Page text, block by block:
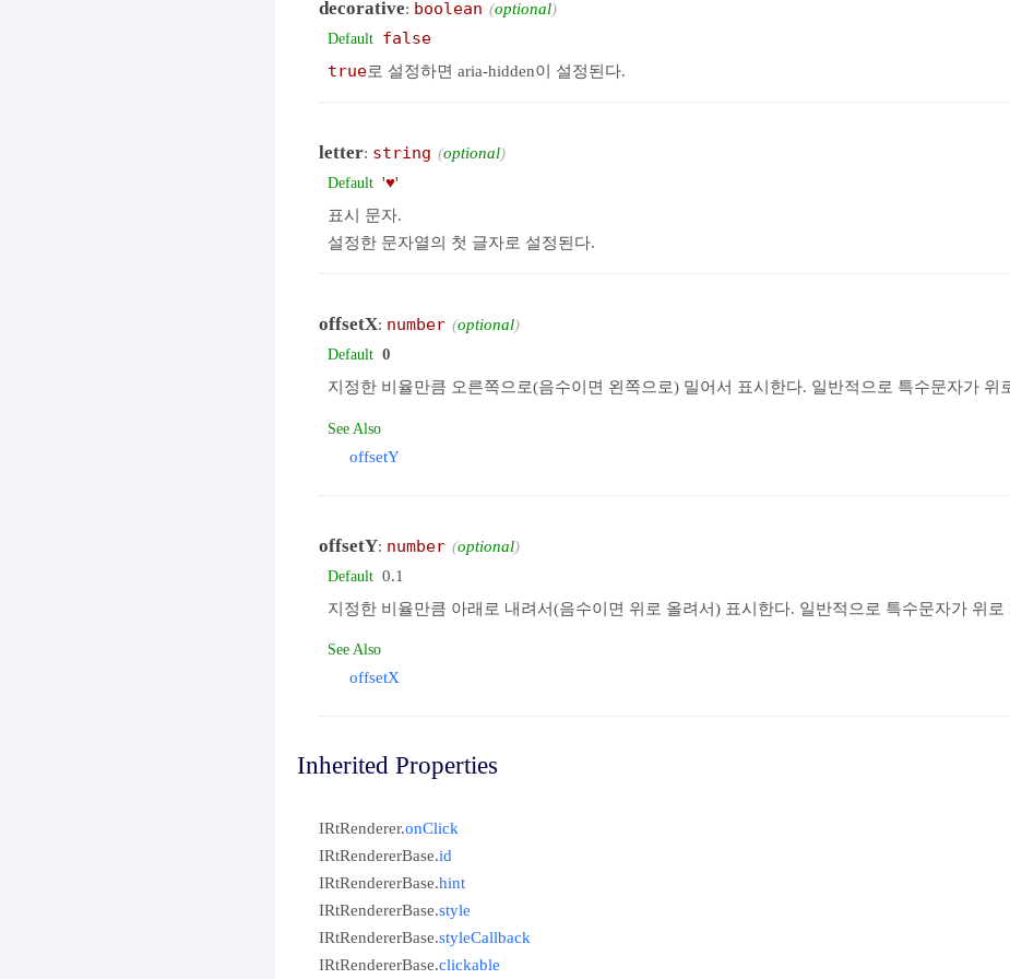
decorative: boolean optional
Default false
true로 설정하면 aria-hidden이 설정된다.
letter: string optional
Default '♥'
표시 문자.
설정한 문자열의 첫 글자로 설정된다.
offsetX: number optional
Default 0
지정한 비율만큼 오른쪽으로(음수이면 왼쪽으로) 밀어서 표시한다. 일반적으로 특수문자가 위
See Also
offsetY
offsetY: number optional
Default 0.1
지정한 비율만큼 아래로 내려서(음수이면 위로 올려서) 표시한다. 일반적으로 특수문자가 위로
See Also
offsetX
Inherited Properties
IRtRenderer.onClick
IRtRendererBase.id
IRtRendererBase.hint
IRtRendererBase.style
IRtRendererBase.styleCallback
IRtRendererBase.clickable